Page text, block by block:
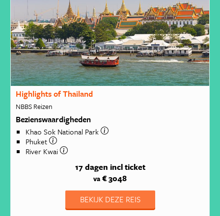
Highlights of Thailand
NBBS Reizen
Bezienswaardigheden
Khao Sok National Park
Phuket
River Kwai
17 dagen incl ticket
va € 3048
BEKIJK DEZE REIS